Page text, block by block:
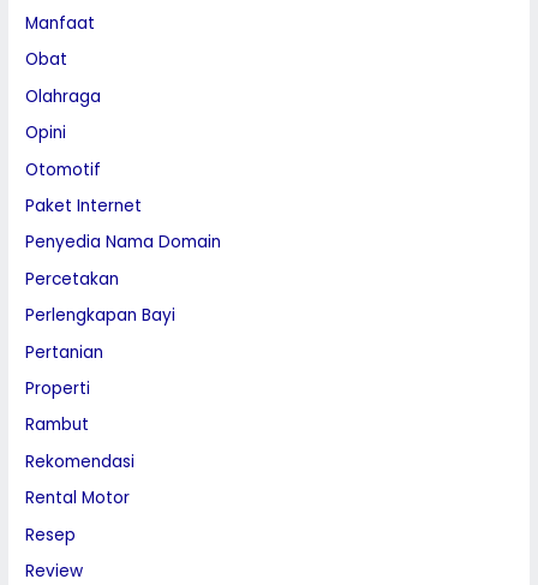
Manfaat
Obat
Olahraga
Opini
Otomotif
Paket Internet
Penyedia Nama Domain
Percetakan
Perlengkapan Bayi
Pertanian
Properti
Rambut
Rekomendasi
Rental Motor
Resep
Review